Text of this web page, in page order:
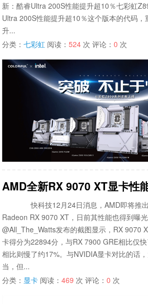
新：酷睿Ultra 200S性能提升超10％七彩虹
Ultra 200S性能提升超10％这个版本的代码，
升...
分类：七彩虹 阅读：524 次 评论：0 次
AMD全新RX 9070 XT显卡性
快科技12月24日消息，AMD即将推
Radeon RX 9070 XT，日前其性能也得到曝
@All_The_Watts发布的截图显示，RX 9070
卡得分为22894分，与RX 7900 GRE相比仅
相比则慢了约17%。与NVIDIA显卡对比的话
当，但...
分类： 显卡 阅读：469 次 评论：0 次